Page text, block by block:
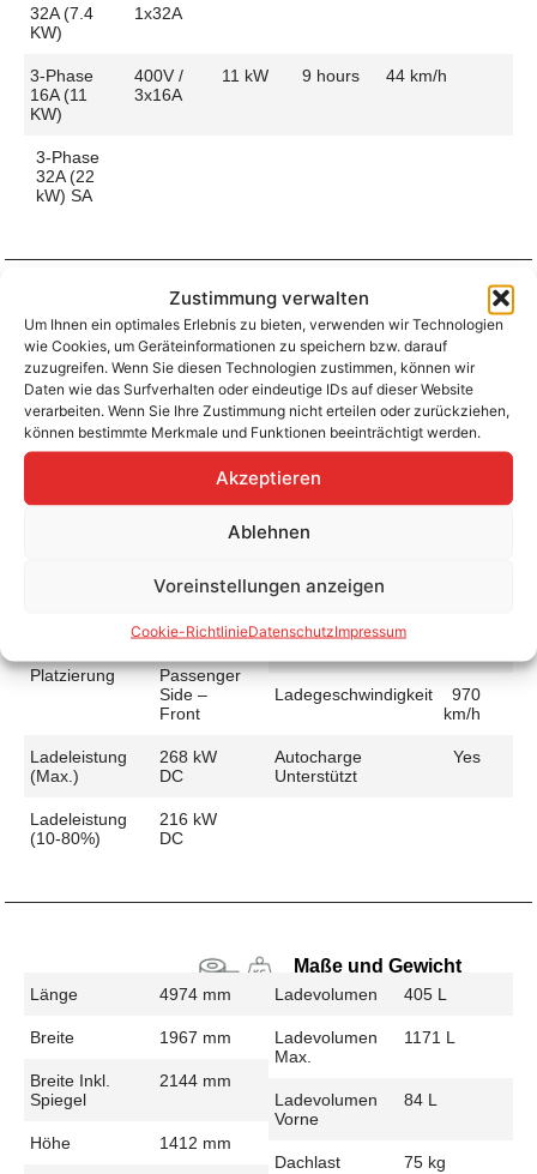
Zustimmung verwalten
Um Ihnen ein optimales Erlebnis zu bieten, verwenden wir Technologien
wie Cookies, um Geräteinformationen zu speichern bzw. darauf
zuzugreifen. Wenn Sie diesen Technologien zustimmen, können wir
Daten wie das Surfverhalten oder eindeutige IDs auf dieser Website
verarbeiten. Wenn Sie Ihre Zustimmung nicht erteilen oder zurückziehen,
können bestimmte Merkmale und Funktionen beeinträchtigt werden.
Akzeptieren
Ablehnen
Voreinstellungen anzeigen
Cookie-RichtlinieDatenschutzImpressum
32A (7.4
KW)
1x32A
3-Phase
16A (11
KW)
400V /
3x16A
11 kW 9 hours 44 km/h
3-Phase
32A (22
kW) SA
Aufladen zu Hause / am Fahrtziel
Ladeanschluss Type 2
Platzierung
Passenger
Side –
Front
11 kW AC
Ladezeit (0-
>490 Km)
9 hours
Ladegeschwindigkeit44 km/h
Ladeanschluss CCS
Platzierung
Passenger
Side –
Front
Ladeleistung
(max.)
268 kW
DC
Ladeleistung
(10-80%)
216 kW
DC
Ladezeit (49-
Ladegeschwindigkeit
970
km/h
Autocharge
Unterstützt
Yes
Maße und Gewicht
Länge 4974 mm
Breite 1967 mm
Breite Inkl.
Spiegel
2144 mm
Höhe 1412 mm
Ladevolumen 405 L
Ladevolumen
Max.
1171 L
Ladevolumen
Vorne
84 L
Dachlast 75 kg